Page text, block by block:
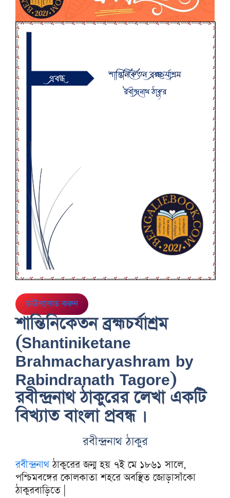
ডাউনলোড করুন
শান্তিনিকেতন ব্রহ্মচর্যাশ্রম
(Shantiniketane
Brahmacharyashram by
Rabindranath Tagore)
রবীন্দ্রনাথ ঠাকুরের লেখা একটি
বিখ্যাত বাংলা প্রবন্ধ ।
রবীন্দ্রনাথ ঠাকুর
রবীন্দ্রনাথঠাকুরের জন্ম হয় ৭ই মে ১৮৬১ সালে,
পশ্চিমবঙ্গের কোলকাতা শহরে অবস্থিত জোড়াসাঁকো
ঠাকুরবাড়িতে |